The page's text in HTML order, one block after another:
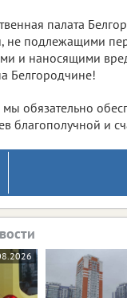
палата
не подлежащими
и наносящими
Белгородчине!
мы обязательно
благополучной и